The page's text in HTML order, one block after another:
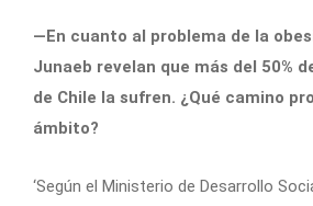
—En cuanto al problema de la
Junaeb revelan que más del 50%
de Chile la sufren. ¿Qué camino
ámbito?
‘Según el Ministerio de Desarrollo